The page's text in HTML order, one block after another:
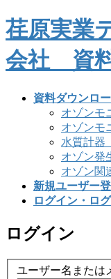
コ
ン
テ
ン
ナ
ビ
ゲ
ー
荏原実業
会社 資
資料ダウンロ
オゾンモ
オゾンモ
水質計器
オゾン発
オゾン関
新規ユーザー
ログイン・ロ
ログイン
ユーザー名または